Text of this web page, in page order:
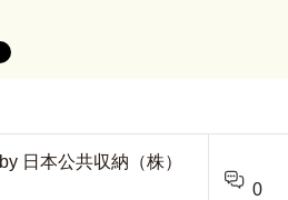
by 日本公共収納（株）
0